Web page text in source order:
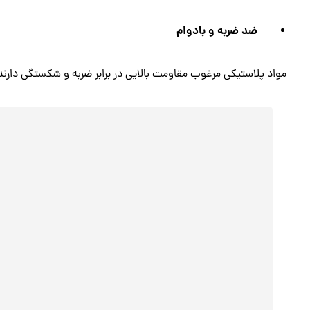
ضد ضربه و بادوام
مواد پلاستیکی مرغوب مقاومت بالایی در برابر ضربه و شکستگی